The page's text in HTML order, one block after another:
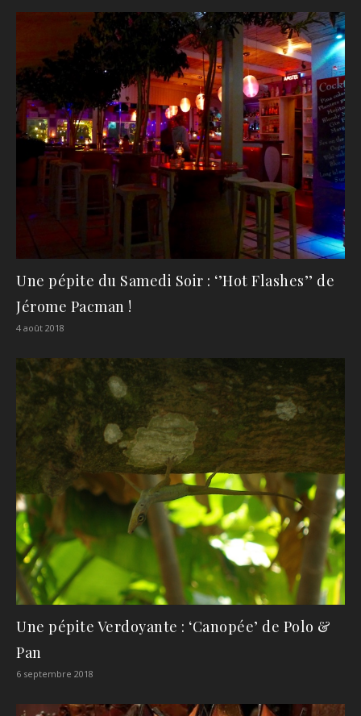
Une pépite du Samedi Soir : ‘’Hot Flashes’’ de
Jérome Pacman !
4 août 2018
Une pépite Verdoyante : ‘Canopée’ de Polo &
Pan
6 septembre 2018